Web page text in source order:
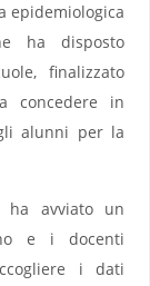
epidemiologica
ha disposto
finalizzato
concedere in
alunni per la
ha avviato un
e i docenti
i dati